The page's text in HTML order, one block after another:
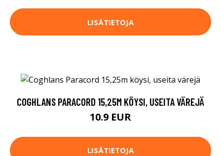
LISÄTIETOJA
COGHLANS PARACORD 15,25M KÖYSI, USEITA VÄREJÄ
10.9 EUR
LISÄTIETOJA